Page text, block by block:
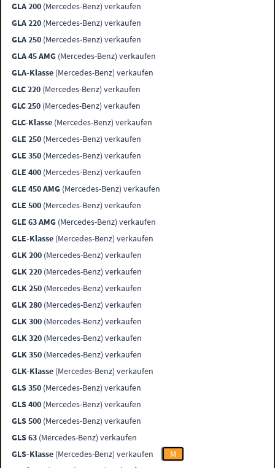
GLA 200 (Mercedes-Benz) verkaufen
GLA 220 (Mercedes-Benz) verkaufen
GLA 250 (Mercedes-Benz) verkaufen
GLA 45 AMG (Mercedes-Benz) verkaufen
GLA-Klasse (Mercedes-Benz) verkaufen
GLC 220 (Mercedes-Benz) verkaufen
GLC 250 (Mercedes-Benz) verkaufen
GLC-Klasse (Mercedes-Benz) verkaufen
GLE 250 (Mercedes-Benz) verkaufen
GLE 350 (Mercedes-Benz) verkaufen
GLE 400 (Mercedes-Benz) verkaufen
GLE 450 AMG (Mercedes-Benz) verkaufen
GLE 500 (Mercedes-Benz) verkaufen
GLE 63 AMG (Mercedes-Benz) verkaufen
GLE-Klasse (Mercedes-Benz) verkaufen
GLK 200 (Mercedes-Benz) verkaufen
GLK 220 (Mercedes-Benz) verkaufen
GLK 250 (Mercedes-Benz) verkaufen
GLK 280 (Mercedes-Benz) verkaufen
GLK 300 (Mercedes-Benz) verkaufen
GLK 320 (Mercedes-Benz) verkaufen
GLK 350 (Mercedes-Benz) verkaufen
GLK-Klasse (Mercedes-Benz) verkaufen
GLS 350 (Mercedes-Benz) verkaufen
GLS 400 (Mercedes-Benz) verkaufen
GLS 500 (Mercedes-Benz) verkaufen
GLS 63 (Mercedes-Benz) verkaufen
GLS-Klasse (Mercedes-Benz) verkaufen
M